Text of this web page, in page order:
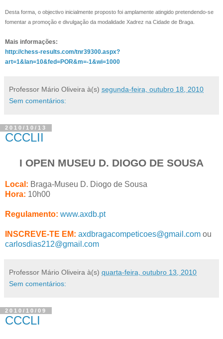
Desta forma, o objectivo inicialmente proposto foi amplamente atingido pretendendo-se
fomentar a promoção e divulgação da modalidade Xadrez na Cidade de Braga.
Mais informações:
http://chess-results.com/tnr39300.aspx?
art=1&lan=10&fed=POR&m=-1&wi=1000
Professor Mário Oliveira à(s) segunda-feira, outubro 18, 2010
Sem comentários:
2010/10/13
CCCLII
I OPEN MUSEU D. DIOGO DE SOUSA
Local: Braga-Museu D. Diogo de Sousa
Hora: 10h00
Regulamento: www.axdb.pt
INSCREVE-TE EM: axdbragacompeticoes@gmail.com ou
carlosdias212@gmail.com
Professor Mário Oliveira à(s) quarta-feira, outubro 13, 2010
Sem comentários:
2010/10/09
CCCLI